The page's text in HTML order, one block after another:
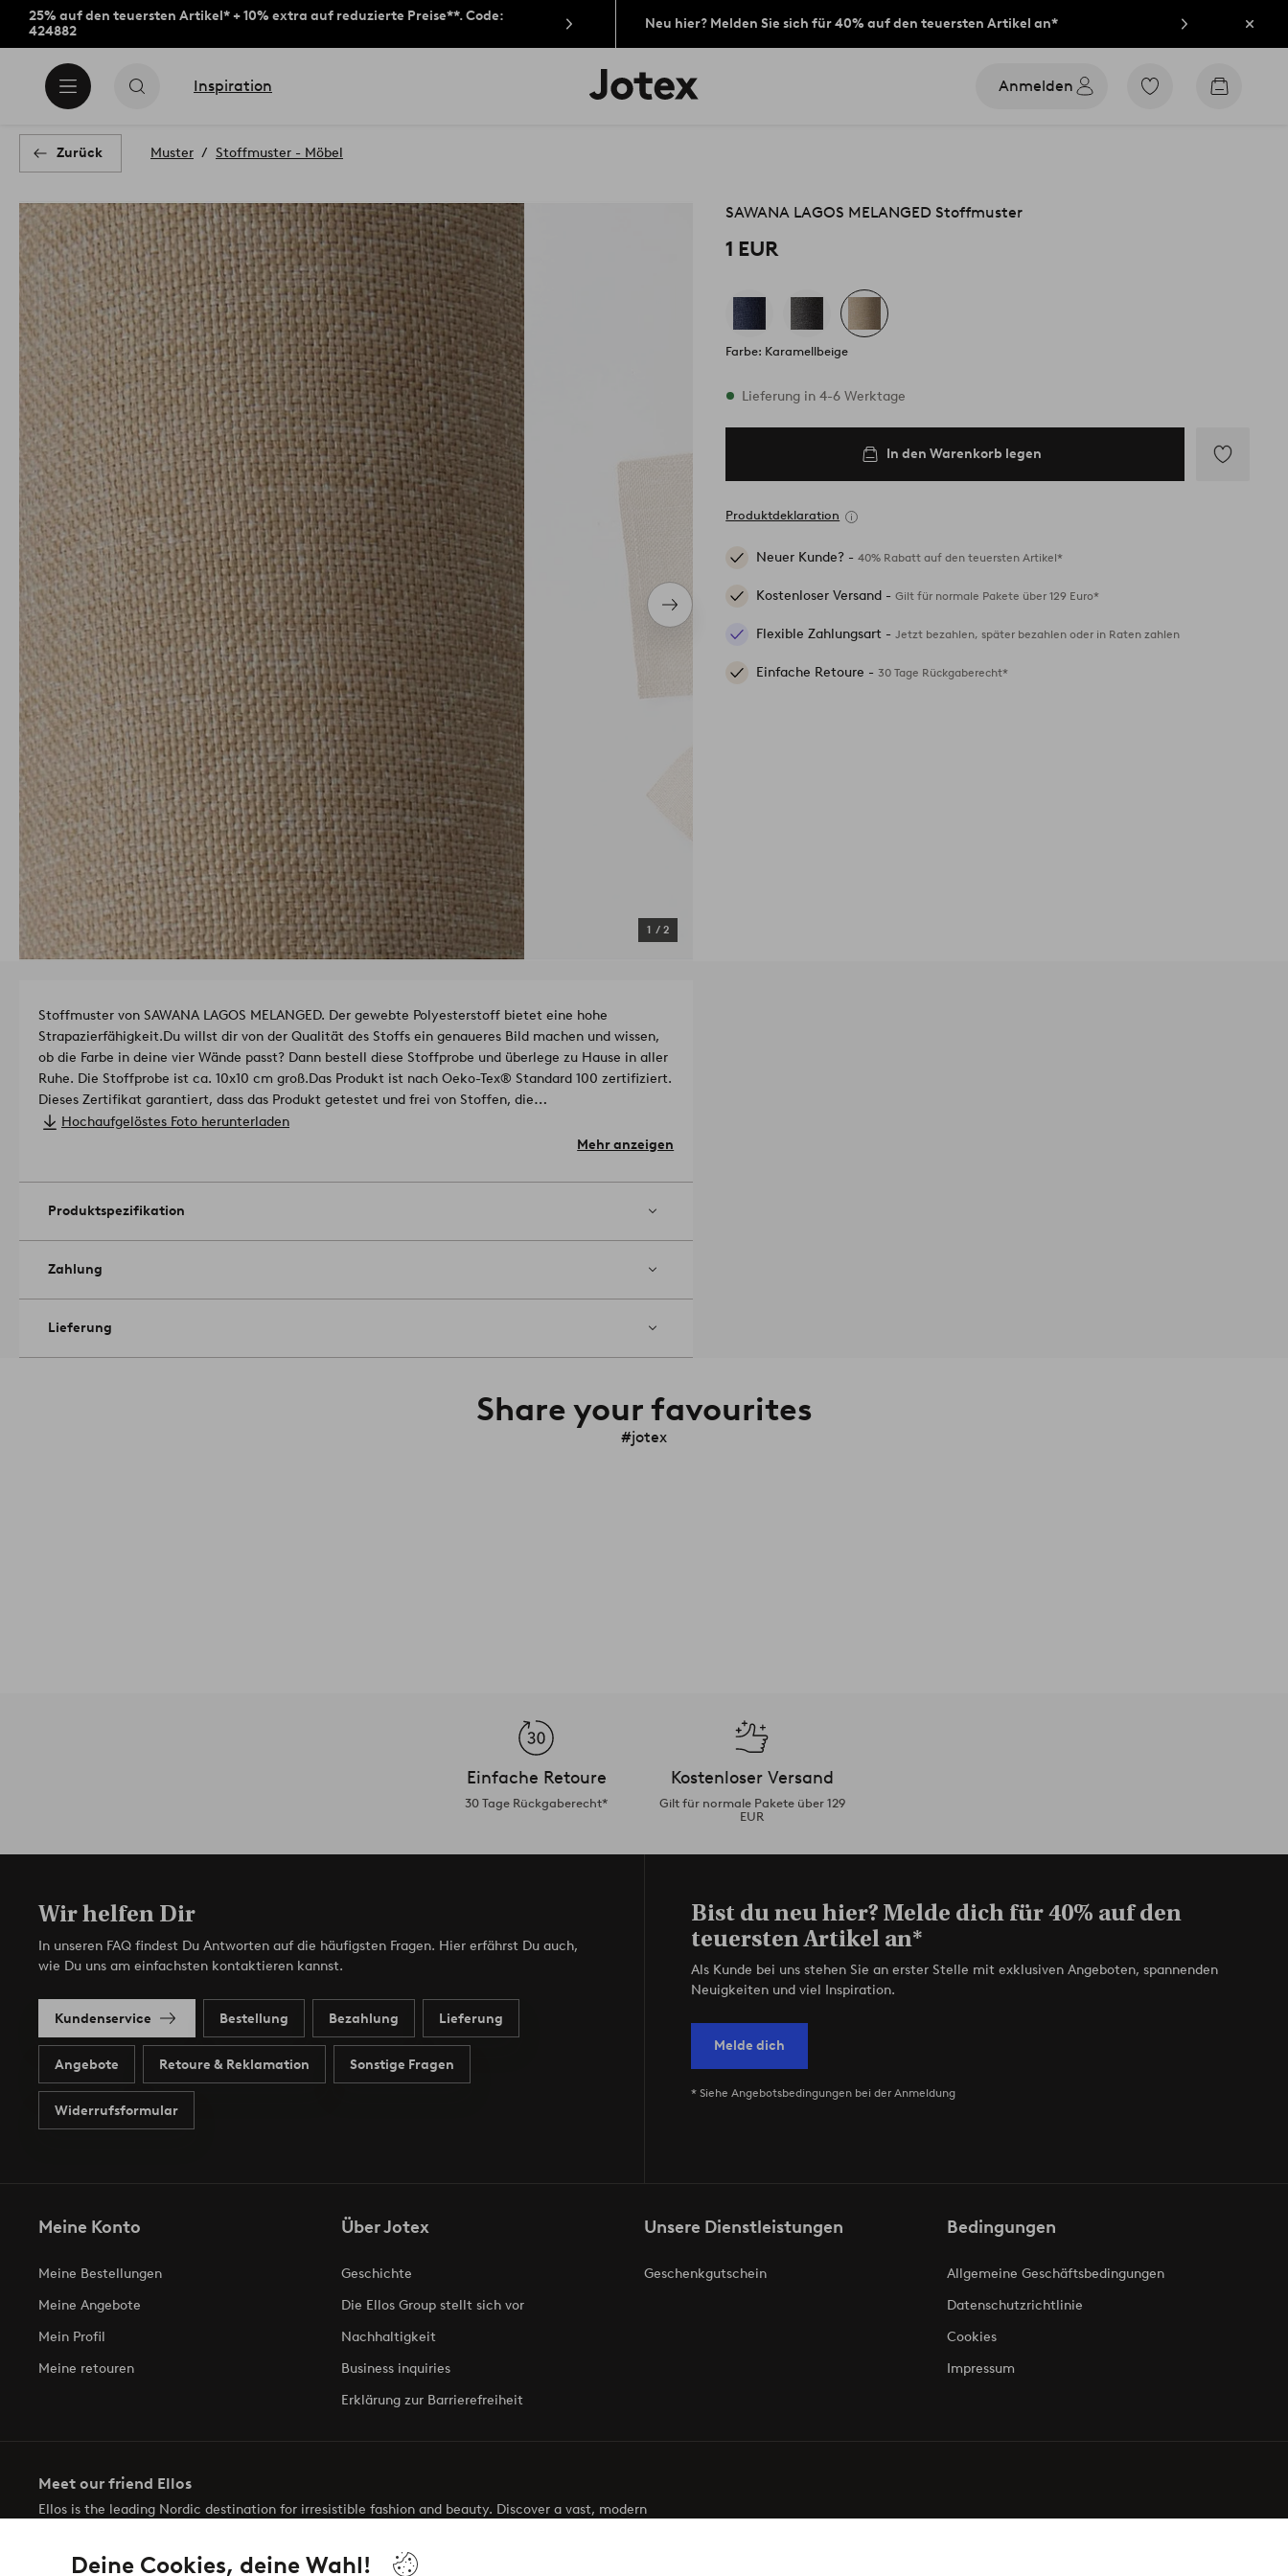
Deine Cookies, deine Wahl!
25% auf den teuersten Artikel* + 10% extra auf reduzierte Preise**. Code:
424882
Neu hier? Melden Sie sich für 40% auf den teuersten Artikel an*
Inspiration
Jotex-
Logo
Anmelden
Zu
Zum
Zurück Muster Stoffmuster - Möbel
Nächstes
Produkt
1 / 2
SAWANA LAGOS MELANGED Stoffmuster
1 EUR
Farbe: Karamellbeige
Vorrätig
Lieferung in 4-6 Werktage
In den Warenkorb legen
Produktdeklaration
Neuer Kunde? -40% Rabatt auf den teuersten Artikel*
Kostenloser Versand -Gilt für normale Pakete über 129 Euro*
Flexible Zahlungsart -Jetzt bezahlen, später bezahlen oder in Raten zahlen
Einfache Retoure -30 Tage Rückgaberecht*
Stoffmuster von SAWANA LAGOS MELANGED. Der gewebte Polyesterstoff bietet eine hohe
Strapazierfähigkeit.Du willst dir von der Qualität des Stoffs ein genaueres Bild machen und wissen,
ob die Farbe in deine vier Wände passt? Dann bestell diese Stoffprobe und überlege zu Hause in aller
Ruhe. Die Stoffprobe ist ca. 10x10 cm groß.Das Produkt ist nach Oeko-Tex® Standard 100 zertifiziert.
Dieses Zertifikat garantiert, dass das Produkt getestet und frei von Stoffen, die
gesundheitsschädigend oder umweltbelastend sein können, ist.
Material: 100%
Grammgewicht: 245 g/m².
Abriebfestigkeit: 90000 martindale.
Hochaufgelöstes Foto herunterladen
Mehr anzeigen
Produktspezifikation
Zahlung
Lieferung
Share your favourites
#jotex
Einfache Retoure
30 Tage Rückgaberecht*
Kostenloser Versand
Gilt für normale Pakete über 129
EUR
Wir helfen Dir
In unseren FAQ findest Du Antworten auf die häufigsten Fragen. Hier erfährst Du auch,
wie Du uns am einfachsten kontaktieren kannst.
Kundenservice Bestellung Bezahlung Lieferung
Angebote Retoure & Reklamation Sonstige Fragen
Widerrufsformular
Bist du neu hier? Melde dich für 40% auf den
teuersten Artikel an*
Als Kunde bei uns stehen Sie an erster Stelle mit exklusiven Angeboten, spannenden
Neuigkeiten und viel Inspiration.
Melde dich
* Siehe Angebotsbedingungen bei der Anmeldung
Meine Konto
Meine Bestellungen
Meine Angebote
Mein Profil
Meine retouren
Über Jotex
Geschichte
Die Ellos Group stellt sich vor
Nachhaltigkeit
Business inquiries
Erklärung zur Barrierefreiheit
Unsere Dienstleistungen
Geschenkgutschein
Bedingungen
Allgemeine Geschäftsbedingungen
Datenschutzrichtlinie
Cookies
Impressum
Meet our friend Ellos
Ellos is the leading Nordic destination for irresistible fashion and beauty. Discover a vast, modern